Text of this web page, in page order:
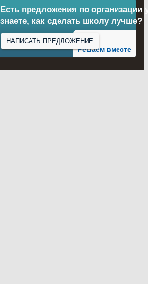
Решаем вместе
Есть предложения по организации
знаете, как сделать школу лучше?
НАПИСАТЬ ПРЕДЛОЖЕНИЕ